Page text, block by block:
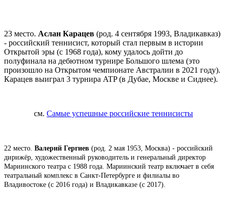
23 место. Аслан Карацев (род. 4 сентября 1993, Владикавказ)
- российский теннисист, который стал первым в истории
Открытой эры (с 1968 года), кому удалось дойти до
полуфинала на дебютном турнире Большого шлема (это
произошло на Открытом чемпионате Австралии в 2021 году).
Карацев выиграл 3 турнира ATP (в Дубае, Москве и Сиднее).
см. Самые успешные российские теннисисты
22 место. Валерий Гергиев (род. 2 мая 1953, Москва) - российский
дирижёр, художественный руководитель и генеральный директор
Мариинского театра с 1988 года. Мариинский театр включает в себя
театральный комплекс в Санкт-Петербурге и филиалы во
Владивостоке (с 2016 года) и Владикавказе (с 2017).